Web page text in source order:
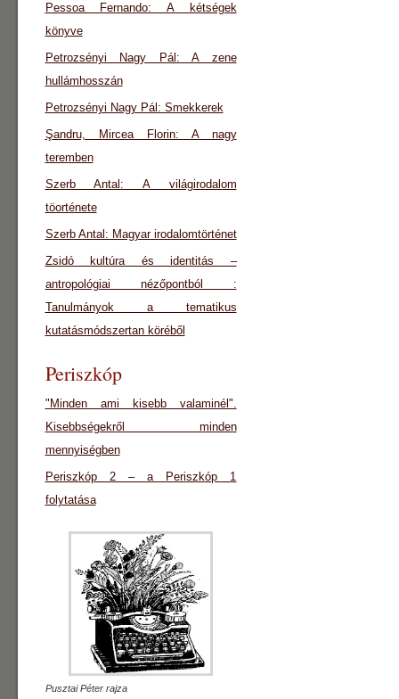
Pessoa Fernando: A kétségek
könyve
Petrozsényi Nagy Pál: A zene
hullámhosszán
Petrozsényi Nagy Pál: Smekkerek
Şandru, Mircea Florin: A nagy
teremben
Szerb Antal: A világirodalom
töorténete
Szerb Antal: Magyar irodalomtörténet
Zsidó kultúra és identitás –
antropológiai nézőpontból :
Tanulmányok a tematikus
kutatásmódszertan köréből
Periszkóp
"Minden ami kisebb valaminél".
Kisebbségekről minden
mennyiségben
Periszkóp 2 – a Periszkóp 1
folytatása
Pusztai Péter rajza